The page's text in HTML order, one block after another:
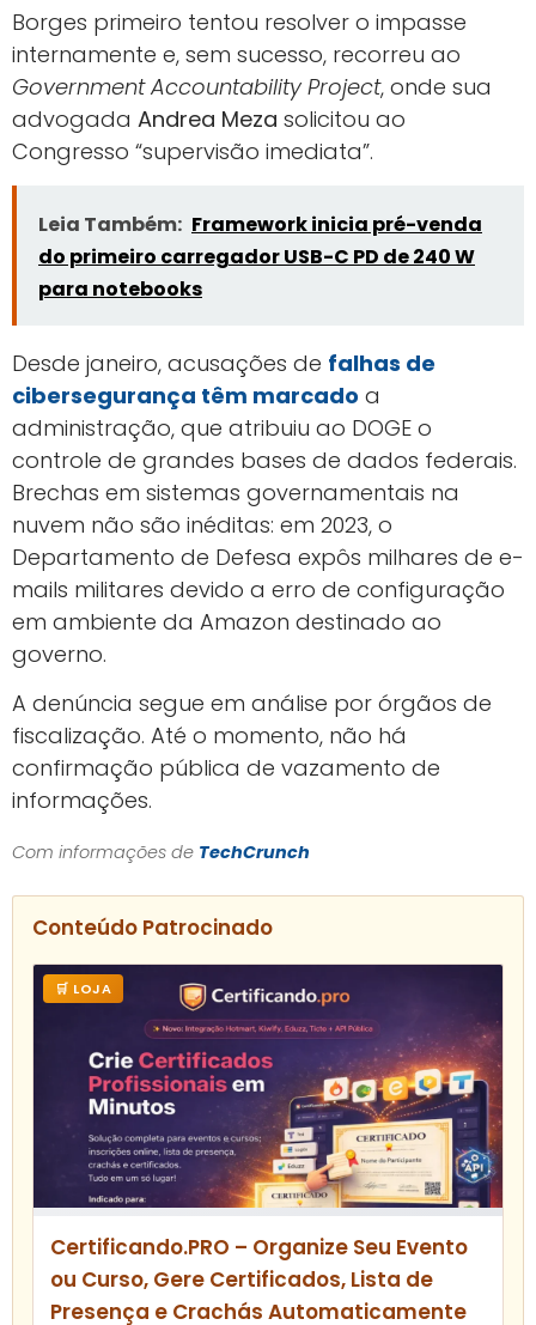
Borges primeiro tentou resolver o impasse
internamente e, sem sucesso, recorreu ao
Government Accountability Project, onde sua
advogada Andrea Meza solicitou ao
Congresso “supervisão imediata”.
Leia Também: Framework inicia pré-venda
do primeiro carregador USB-C PD de 240 W
para notebooks
Desde janeiro, acusações de falhas de
cibersegurança têm marcado a
administração, que atribuiu ao DOGE o
controle de grandes bases de dados federais.
Brechas em sistemas governamentais na
nuvem não são inéditas: em 2023, o
Departamento de Defesa expôs milhares de e-
mails militares devido a erro de configuração
em ambiente da Amazon destinado ao
governo.
A denúncia segue em análise por órgãos de
fiscalização. Até o momento, não há
confirmação pública de vazamento de
informações.
Com informações de TechCrunch
Conteúdo Patrocinado
🛒 LOJA
Certificando.PRO – Organize Seu Evento
ou Curso, Gere Certificados, Lista de
Presença e Crachás Automaticamente